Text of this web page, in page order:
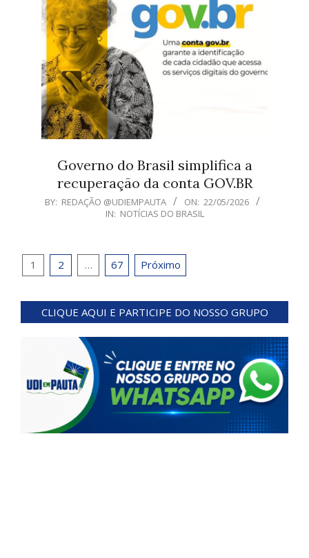
Governo do Brasil simplifica a
recuperação da conta GOV.BR
2026-
BY: REDAÇÃO @UDIEMPAUTA ON: 22/05/2026
IN: NOTÍCIAS DO BRASIL
Paginação
posts
1 2 … 67 Próximo
CLIQUE AQUI E PARTICIPE DO NOSSO GRUPO